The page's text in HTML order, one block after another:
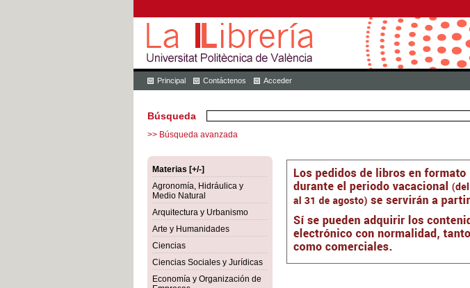
Principal Contáctenos Acceder
Búsqueda
>> Búsqueda avanzada
Materias [+/-]
Agronomía, Hidráulica y
Medio Natural
Arquitectura y Urbanismo
Arte y Humanidades
Ciencias
Ciencias Sociales y Jurídicas
Economía y Organización de